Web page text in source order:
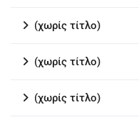
(χωρίς τίτλο)
(χωρίς τίτλο)
(χωρίς τίτλο)